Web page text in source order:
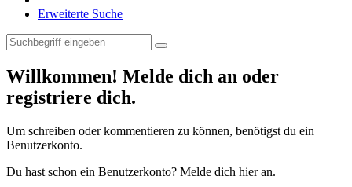
Erweiterte Suche
Willkommen! Melde dich an oder
registriere dich.
Um schreiben oder kommentieren zu können, benötigst du ein
Benutzerkonto.
Du hast schon ein Benutzerkonto? Melde dich hier an.